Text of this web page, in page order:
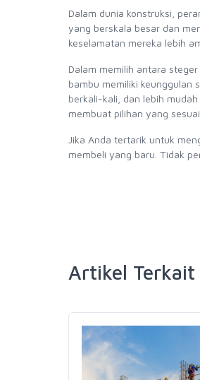
Dalam dunia konstruksi,
yang berskala besar dan
keselamatan mereka lebih
Dalam memilih antara
bambu memiliki keunggulan
berkali-kali, dan lebih
membuat pilihan yang
Jika Anda tertarik untuk
membeli yang baru. Tidak
Artikel Terkait